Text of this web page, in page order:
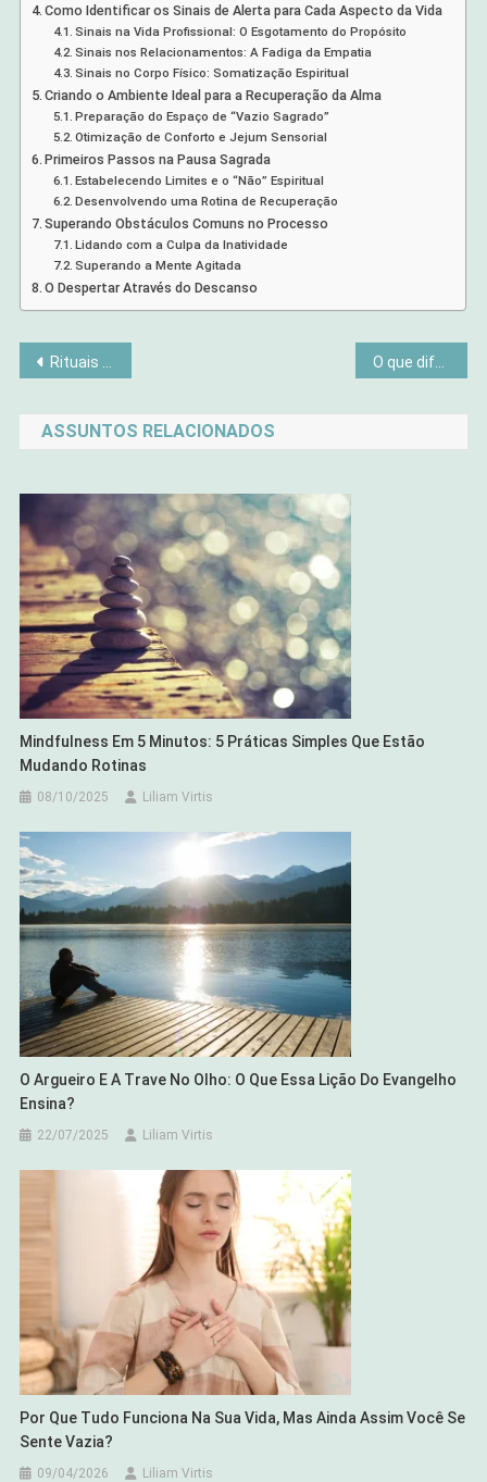
Como Identificar os Sinais de Alerta para Cada Aspecto da Vida
Sinais na Vida Profissional: O Esgotamento do Propósito
Sinais nos Relacionamentos: A Fadiga da Empatia
Sinais no Corpo Físico: Somatização Espiritual
Criando o Ambiente Ideal para a Recuperação da Alma
Preparação do Espaço de “Vazio Sagrado”
Otimização de Conforto e Jejum Sensorial
Primeiros Passos na Pausa Sagrada
Estabelecendo Limites e o “Não” Espiritual
Desenvolvendo uma Rotina de Recuperação
Superando Obstáculos Comuns no Processo
Lidando com a Culpa da Inatividade
Superando a Mente Agitada
O Despertar Através do Descanso
Navegação
de
Post
Rituais de Recomeço: Como Reorganizar Mente, Corpo e Ambiente em 7 Dias
ASSUNTOS RELACIONADOS
Mindfulness Em 5 Minutos: 5 Práticas Simples Que Estão
Mudando Rotinas
08/10/2025 Liliam Virtis
O Argueiro E A Trave No Olho: O Que Essa Lição Do Evangelho
Ensina?
22/07/2025 Liliam Virtis
Por Que Tudo Funciona Na Sua Vida, Mas Ainda Assim Você Se
Sente Vazia?
09/04/2026 Liliam Virtis